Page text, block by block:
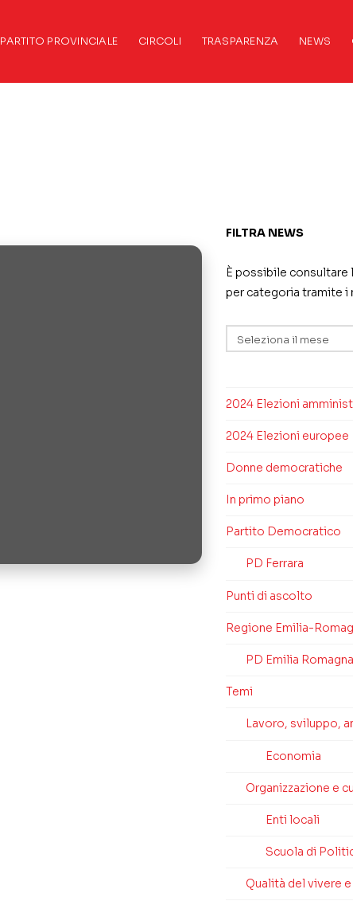
PARTITO PROVINCIALE CIRCOLI TRASPARENZA NEWS
FILTRA NEWS
È possibile consultare
per categoria tramite i
Archivi
2024 Elezioni
2024 Elezioni europee
Donne democratiche
In primo piano
Partito Democratico
PD Ferrara
Punti di ascolto
Regione Emilia-
PD Emilia Romagna
Temi
Lavoro, sviluppo,
Economia
Organizzazione e
Enti locali
Scuola di
Qualità del vivere